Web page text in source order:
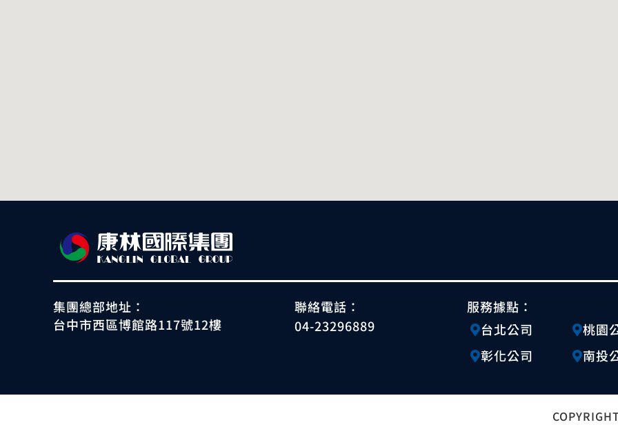
集團總部地址：
台中市西區博館路117號12樓
聯絡電話：
04-23296889
服務據點：
台北公司
桃園
彰化公司
南投